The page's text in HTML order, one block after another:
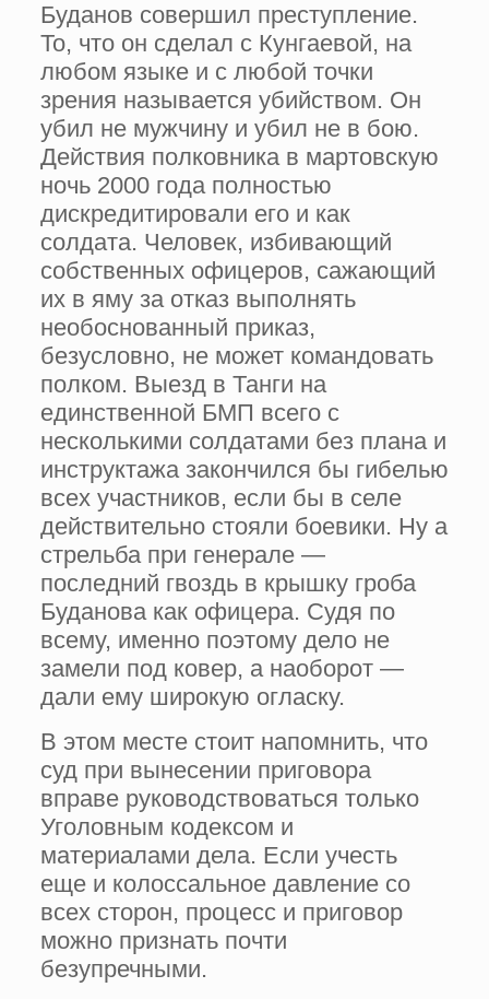
Буданов совершил преступление.
То, что он сделал с Кунгаевой, на
любом языке и с любой точки
зрения называется убийством. Он
убил не мужчину и убил не в бою.
Действия полковника в мартовскую
ночь 2000 года полностью
дискредитировали его и как
солдата. Человек, избивающий
собственных офицеров, сажающий
их в яму за отказ выполнять
необоснованный приказ,
безусловно, не может командовать
полком. Выезд в Танги на
единственной БМП всего с
несколькими солдатами без плана и
инструктажа закончился бы гибелью
всех участников, если бы в селе
действительно стояли боевики. Ну а
стрельба при генерале —
последний гвоздь в крышку гроба
Буданова как офицера. Судя по
всему, именно поэтому дело не
замели под ковер, а наоборот —
дали ему широкую огласку.
В этом месте стоит напомнить, что
суд при вынесении приговора
вправе руководствоваться только
Уголовным кодексом и
материалами дела. Если учесть
еще и колоссальное давление со
всех сторон, процесс и приговор
можно признать почти
безупречными.